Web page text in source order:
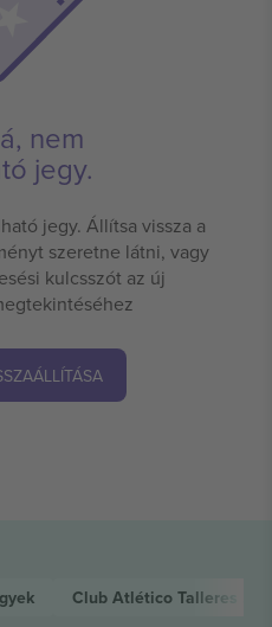
nem
jegy.
jegy. Állítsa vissza a
szeretne látni, vagy
kulcsszót az új
Club Atlético Talleres